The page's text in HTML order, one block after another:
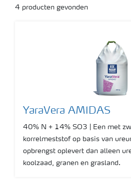
4 producten gevonden
YaraVera AMIDAS
40% N + 14% SO3 | Een met
korrelmeststof op basis van
opbrengst oplevert dan alleen
koolzaad, granen en grasland.